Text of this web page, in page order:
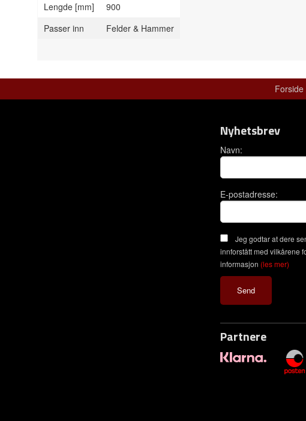
Lengde [mm]
900
Passer inn
Felder & Hammer
Forside
Nyhetsbrev
Navn:
E-postadresse:
Jeg godtar at dere
innforstått med vilkårene
informasjon (les mer)
Partnere